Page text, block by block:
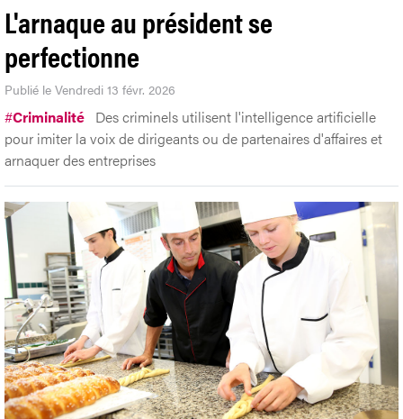
L'arnaque au président se
perfectionne
Publié le Vendredi 13 févr. 2026
#Criminalité Des criminels utilisent l'intelligence artificielle
pour imiter la voix de dirigeants ou de partenaires d'affaires et
arnaquer des entreprises